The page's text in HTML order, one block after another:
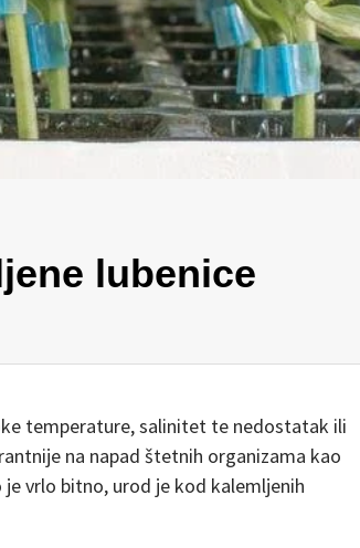
lubenice
temperature, salinitet te nedostatak ili
na napad štetnih organizama kao
vrlo bitno, urod je kod kalemljenih